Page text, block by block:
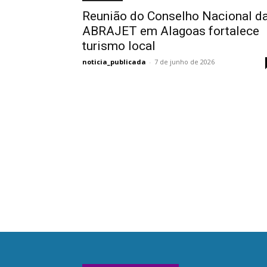
Reunião do Conselho Nacional
ABRAJET em Alagoas fortalece
turismo local
noticia_publicada - 7 de junho de 2026